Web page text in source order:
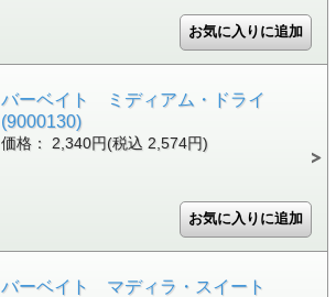
バーベイト ミディアム・ドライ
(9000130)
価格： 2,340円(税込 2,574円)
バーベイト マディラ・スイート